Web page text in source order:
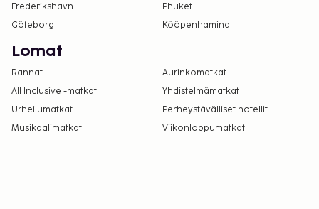
Frederikshavn
Phuket
Göteborg
Kööpenhamina
Lomat
Rannat
Aurinkomatkat
All Inclusive -matkat
Yhdistelmämatkat
Urheilumatkat
Perheystävälliset hotellit
Musikaalimatkat
Viikonloppumatkat